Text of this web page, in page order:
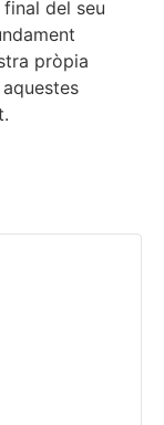
del seu
pròpia